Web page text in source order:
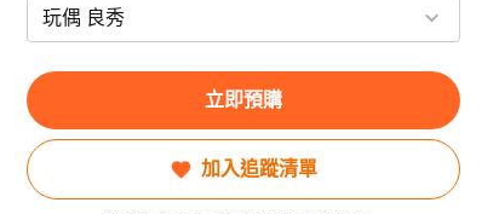
立即預購
加入追蹤清單